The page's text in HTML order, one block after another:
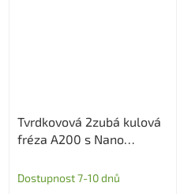
Tvrdkovová 2zubá kulová
fréza A200 s Nano
průměr 3 R1,5
Dostupnost 7-10 dnů